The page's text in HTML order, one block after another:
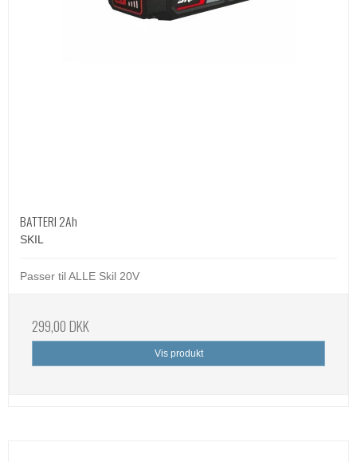
BATTERI 2Ah
SKIL
Passer til ALLE Skil 20V
299,00 DKK
Vis produkt